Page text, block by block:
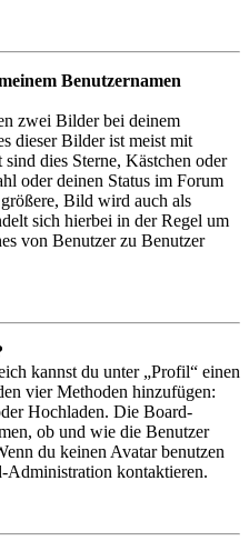
Benutzernamen
zwei Bilder bei deinem
dieser Bilder ist meist mit
dies Sterne, Kästchen oder
oder deinen Status im Forum
Bild wird auch als
sich hierbei in der Regel um
von Benutzer zu Benutzer
kannst du unter „Profil“ einen
vier Methoden hinzufügen:
Hochladen. Die Board-
ob und wie die Benutzer
du keinen Avatar benutzen
Administration kontaktieren.